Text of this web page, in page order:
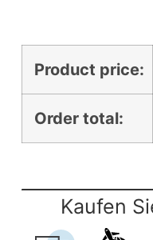
Product price:
Order total:
Kaufen